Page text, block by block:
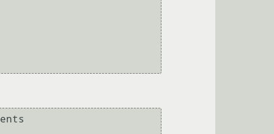
2016-11-13T21:16:32.339702Z 0 [Note] Shutting down plugin 'INNODB_LOCK_WAITS'
2016-11-13T21:16:32.339709Z 0 [Note] Shutting down plugin 'INNODB_LOCKS'
2016-11-13T21:16:32.339716Z 0 [Note] Shutting down plugin 'INNODB_TRX'
2016-11-13T21:16:32.339723Z 0 [Note] Shutting down plugin 'InnoDB'
2016-11-13T21:16:32.339835Z 0 [Note] InnoDB: FTS optimize thread exiting.
2016-11-13T21:16:32.340040Z 0 [Note] InnoDB: Starting shutdown..